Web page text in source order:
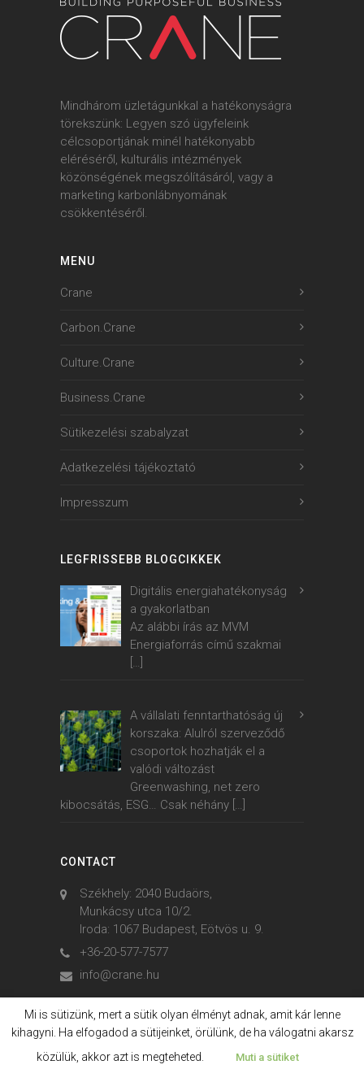
Mindhárom üzletágunkkal a hatékonyságra
törekszünk: Legyen szó ügyfeleink
célcsoportjának minél hatékonyabb
eléréséről, kulturális intézmények
közönségének megszólításáról, vagy a
marketing karbonlábnyomának
csökkentéséről.
MENU
Crane
Carbon.Crane
Culture.Crane
Business.Crane
Sütikezelési szabalyzat
Adatkezelési tájékoztató
Impresszum
LEGFRISSEBB BLOGCIKKEK
Digitális energiahatékonyság
a gyakorlatban
Az alábbi írás az MVM
Energiaforrás című szakmai
A vállalati fenntarthatóság új
korszaka: Alulról szerveződő
csoportok hozhatják el a
valódi változást
Greenwashing, net zero
kibocsátás, ESG… Csak néhány […]
CONTACT
Székhely: 2040 Budaörs,
Munkácsy utca 10/2.
Iroda: 1067 Budapest, Eötvös u. 9.
+36-20-577-7577
info@crane.hu
© 2006. - 2023. Crane International
Mi is sütizünk, mert a sütik olyan élményt adnak, amit kár lenne
kihagyni. Ha elfogadod a sütijeinket, örülünk, de ha válogatni akarsz
közülük, akkor azt is megteheted.
Muti a sütiket